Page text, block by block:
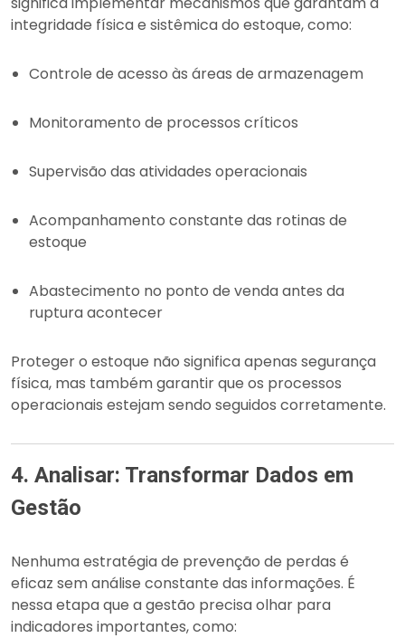
integridade física e sistêmica do estoque, como:
Controle de acesso às áreas de armazenagem
Monitoramento de processos críticos
Supervisão das atividades operacionais
Acompanhamento constante das rotinas de
estoque
Abastecimento no ponto de venda antes da
ruptura acontecer
Proteger o estoque não significa apenas segurança
física, mas também garantir que os processos
operacionais estejam sendo seguidos corretamente.
4. Analisar: Transformar Dados em
Gestão
Nenhuma estratégia de prevenção de perdas é
eficaz sem análise constante das informações. É
nessa etapa que a gestão precisa olhar para
indicadores importantes, como: